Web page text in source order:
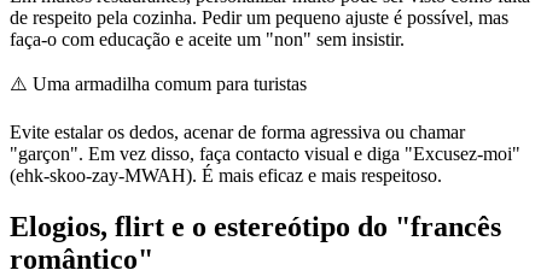
de respeito pela cozinha. Pedir um pequeno ajuste é possível, mas
faça-o com educação e aceite um "non" sem insistir.
⚠️ Uma armadilha comum para turistas
Evite estalar os dedos, acenar de forma agressiva ou chamar
"garçon". Em vez disso, faça contacto visual e diga "Excusez-moi"
(ehk-skoo-zay-MWAH). É mais eficaz e mais respeitoso.
Elogios, flirt e o estereótipo do "francês
romântico"